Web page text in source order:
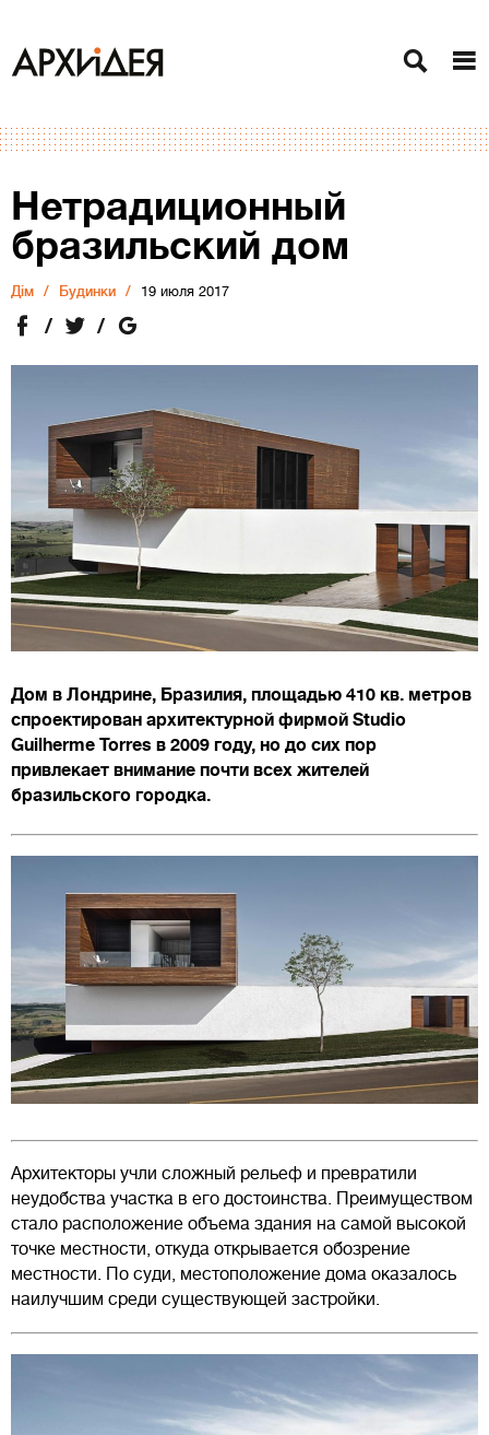
Нетрадиционный
бразильский дом
Дiм Будинки 19 июля 2017
Дом в Лондрине, Бразилия, площадью 410 кв. метров
спроектирован архитектурной фирмой Studio
Guilherme Torres в 2009 году, но до сих пор
привлекает внимание почти всех жителей
бразильского городка.
Архитекторы учли сложный рельеф и превратили
неудобства участка в его достоинства. Преимуществом
стало расположение объема здания на самой высокой
точке местности, откуда открывается обозрение
местности. По суди, местоположение дома оказалось
наилучшим среди существующей застройки.